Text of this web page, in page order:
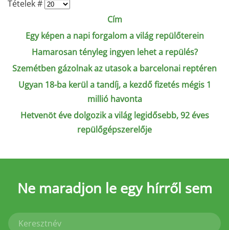
Tételek #
Cím
Egy képen a napi forgalom a világ repülőterein
Hamarosan tényleg ingyen lehet a repülés?
Szemétben gázolnak az utasok a barcelonai reptéren
Ugyan 18-ba kerül a tandíj, a kezdő fizetés mégis 1
millió havonta
Hetvenöt éve dolgozik a világ legidősebb, 92 éves
repülőgépszerelője
Ne maradjon le egy hírről sem